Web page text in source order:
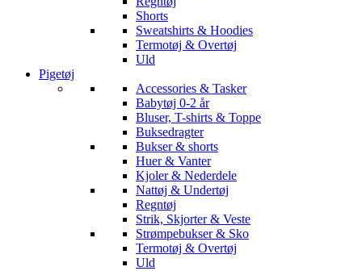
Shorts
Sweatshirts & Hoodies
Termotøj & Overtøj
Uld
Pigetøj
Accessories & Tasker
Babytøj 0-2 år
Bluser, T-shirts & Toppe
Buksedragter
Bukser & shorts
Huer & Vanter
Kjoler & Nederdele
Nattøj & Undertøj
Regntøj
Strik, Skjorter & Veste
Strømpebukser & Sko
Termotøj & Overtøj
Uld